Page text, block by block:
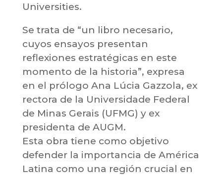
Universities.
Se trata de “un libro necesario,
cuyos ensayos presentan
reflexiones estratégicas en este
momento de la historia”, expresa
en el prólogo Ana Lúcia Gazzola, ex
rectora de la Universidade Federal
de Minas Gerais (UFMG) y ex
presidenta de AUGM.
Esta obra tiene como objetivo
defender la importancia de América
Latina como una región crucial en